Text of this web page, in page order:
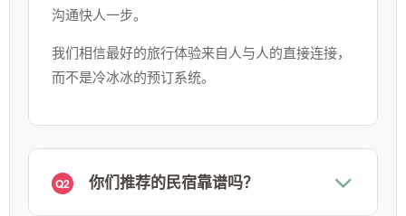
沟通快人一步。
我们相信最好的旅行体验来自人与人的直接连接，
而不是冷冰冰的预订系统。
Q2 你们推荐的民宿靠谱吗？